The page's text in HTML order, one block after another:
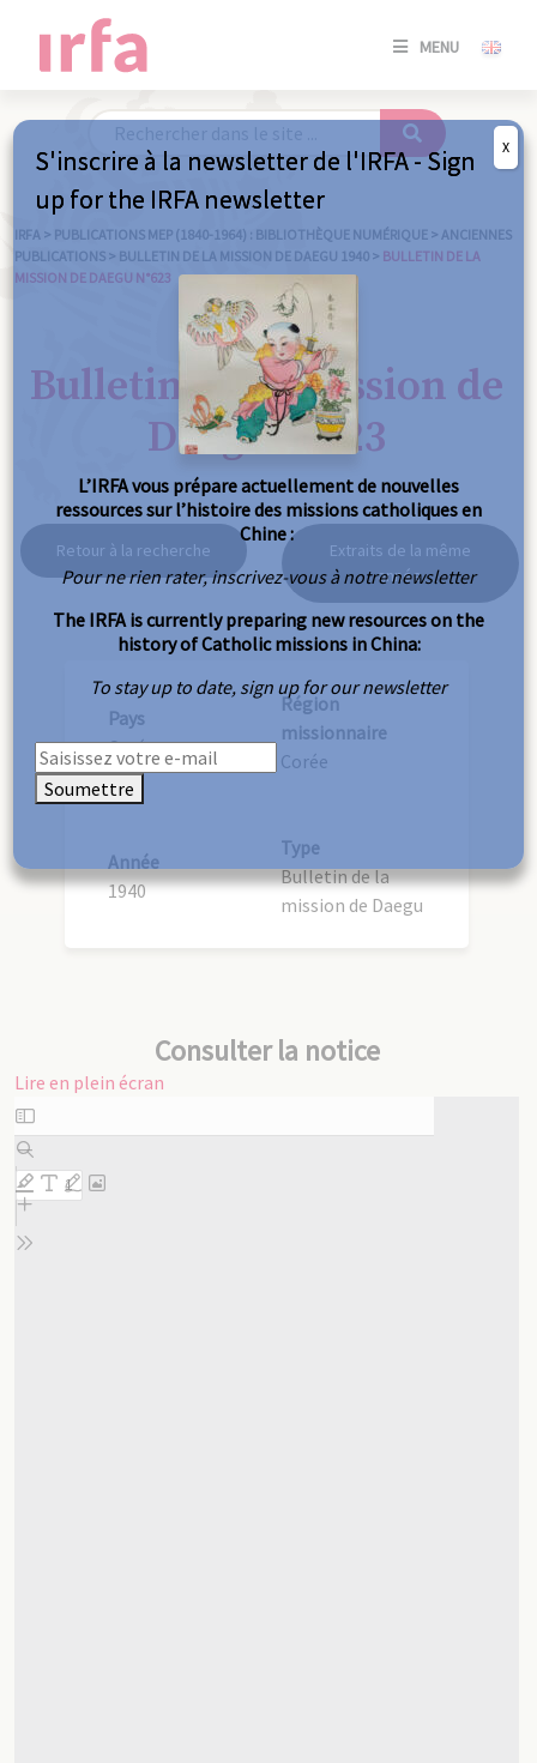
MENU
SE
/
IRFA > PUBLICATIONS MEP (1840-1964) : BIBLIOTHÈQUE NUMÉRIQUE > ANCIENNES
PUBLICATIONS > BULLETIN DE LA MISSION DE DAEGU 1940 > BULLETIN DE LA
MISSION DE DAEGU N°623
Bulletin de la mission de
Daegu n°623
Retour à la recherche
Extraits de la même
année
Pays
Corée
Région
missionnaire
Corée
Année
1940
Type
Bulletin de la
mission de Daegu
Consulter la notice
Lire en plein écran
Aller
au
contenu
PDF
S'inscrire à la newsletter de l'IRFA - Sign
up for the IRFA newsletter
L’IRFA vous prépare actuellement de nouvelles
ressources sur l’histoire des missions catholiques en
Chine :
Pour ne rien rater, inscrivez-vous à notre newsletter
The IRFA is currently preparing new resources on the
history of Catholic missions in China:
To stay up to date, sign up for our newsletter
Soumettre
X